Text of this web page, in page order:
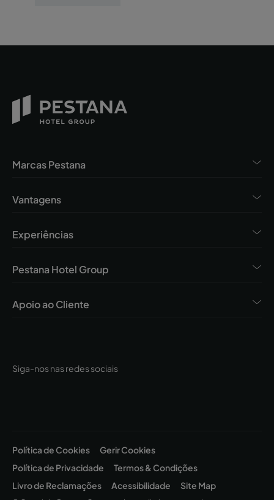
Siga-nos nas redes sociais
Marcas Pestana
Vantagens
Experiências
Pestana Hotel Group
Apoio ao Cliente
Política de Cookies
Gerir Cookies
Política de Privacidade
Termos & Condições
Livro de Reclamações
Acessibilidade Site Map